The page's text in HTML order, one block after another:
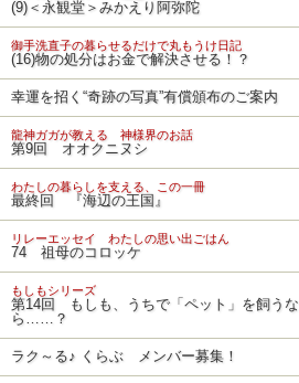
(9)＜永観堂＞みかえり阿弥陀
御手洗直子の暮らせるだけで丸もうけ日記
(16)物の処分はお金で解決させる！？
幸運を招く“奇跡の写真”有償頒布のご案内
龍神ガガが教える 神様界のお話
第9回 オオクニヌシ
わたしの暮らしを支える、この一冊
最終回 『海辺の王国』
リレーエッセイ わたしの思い出ごはん
74 祖母のコロッケ
もしもシリーズ
第14回 もしも、うちで「ペット」を飼うな
ら……？
ラク～る♪ くらぶ メンバー募集！